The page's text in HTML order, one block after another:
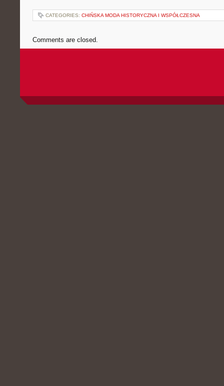
CATEGORIES: CHIŃSKA MODA HISTORYCZNA I WSPÓŁCZESNA
Comments are closed.